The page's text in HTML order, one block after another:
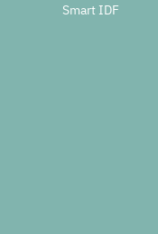
Smart IDF